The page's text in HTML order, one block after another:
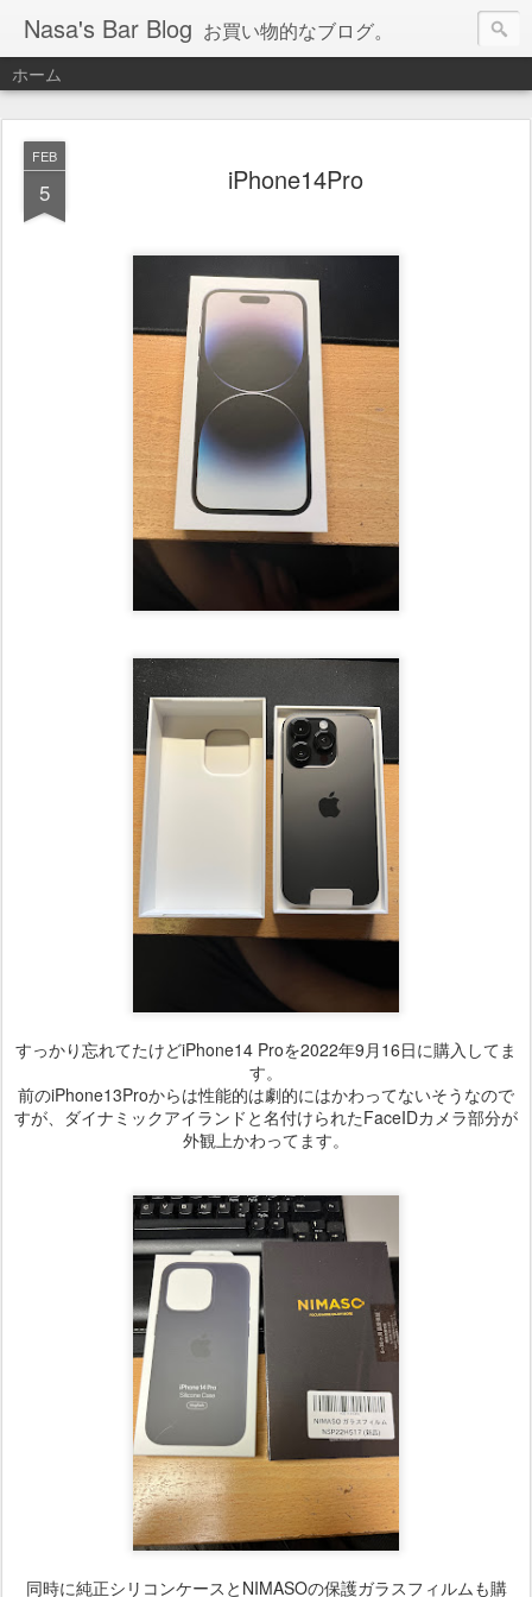
Nasa's Bar Blog お買い物的なブログ。
ホーム
FEB
5 iPhone14Pro
すっかり忘れてたけどiPhone14 Proを2022年9月16日に購入してま
す。
前のiPhone13Proからは性能的は劇的にはかわってないそうなので
すが、ダイナミックアイランドと名付けられたFaceIDカメラ部分が
外観上かわってます。
同時に純正シリコンケースとNIMASOの保護ガラスフィルムも購